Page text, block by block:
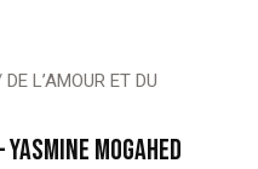
DE L’AMOUR ET DU
YASMINE MOGAHED